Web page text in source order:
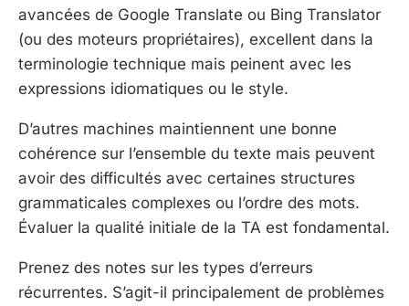
avancées de Google Translate ou Bing Translator
(ou des moteurs propriétaires), excellent dans la
terminologie technique mais peinent avec les
expressions idiomatiques ou le style.
D’autres machines maintiennent une bonne
cohérence sur l’ensemble du texte mais peuvent
avoir des difficultés avec certaines structures
grammaticales complexes ou l’ordre des mots.
Évaluer la qualité initiale de la TA est fondamental.
Prenez des notes sur les types d’erreurs
récurrentes. S’agit-il principalement de problèmes